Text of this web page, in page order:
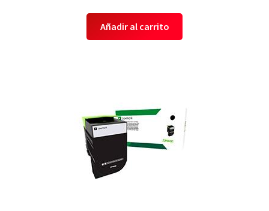
Añadir al carrito